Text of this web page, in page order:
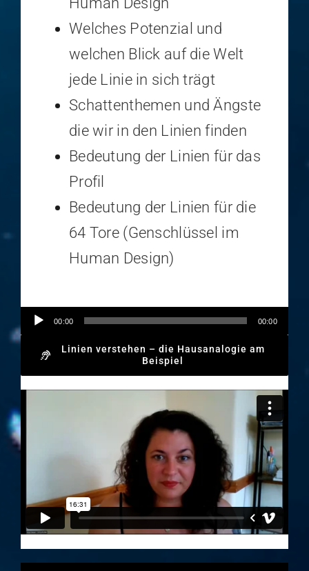
Welches Potenzial und
welchen Blick auf die Welt
jede Linie in sich trägt
Schattenthemen und Ängste
die wir in den Linien finden
Bedeutung der Linien für das
Profil
Bedeutung der Linien für die
64 Tore (Genschlüssel im
Human Design)
Audio-
Player
00:00 00:00
Linien verstehen – die Hausanalogie am
Beispiel